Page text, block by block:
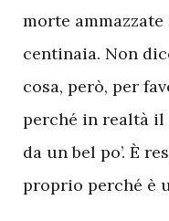
morte
centinaia. Non
cosa, però, per
perché in realtà il
da un bel po’. È
proprio perché è